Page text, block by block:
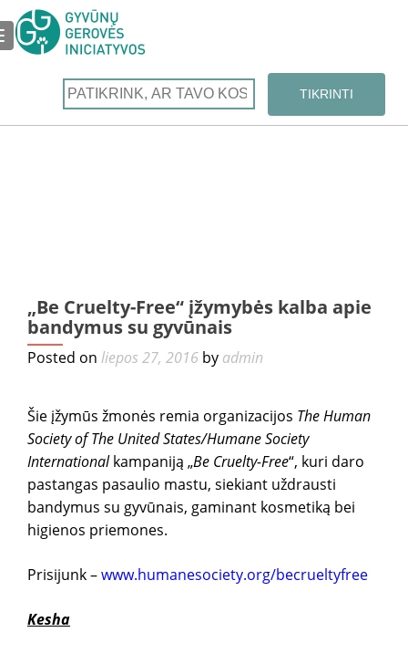
NAVIGATION
„Be Cruelty-Free“ įžymybės kalba apie
bandymus su gyvūnais
Posted on liepos 27, 2016 by admin
Šie įžymūs žmonės remia organizacijos The Human
Society of The United States/Humane Society
Internationalkampaniją „Be Cruelty-Free“, kuri daro
pastangas pasaulio mastu, siekiant uždrausti
bandymus su gyvūnais, gaminant kosmetiką bei
higienos priemones.
Prisijunk –www.humanesociety.org/becrueltyfree
Kesha